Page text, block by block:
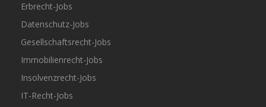
Erbrecht-Jobs
Datenschutz-Jobs
Gesellschaftsrecht-Jobs
Immobilienrecht-Jobs
Insolvenzrecht-Jobs
IT-Recht-Jobs